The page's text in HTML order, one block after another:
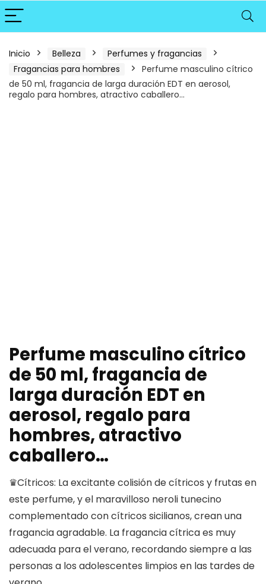
Inicio Belleza
Perfumes y fragancias
Fragancias para hombres
Perfume masculino cítrico
de 50 ml, fragancia de larga duración EDT en aerosol,
regalo para hombres, atractivo caballero…
Perfume masculino cítrico
de 50 ml, fragancia de
larga duración EDT en
aerosol, regalo para
hombres, atractivo
caballero…
♛Cítricos: La excitante colisión de cítricos y frutas en
este perfume, y el maravilloso neroli tunecino
complementado con cítricos sicilianos, crean una
fragancia agradable. La fragancia cítrica es muy
adecuada para el verano, recordando siempre a las
personas a los adolescentes limpios en las tardes de